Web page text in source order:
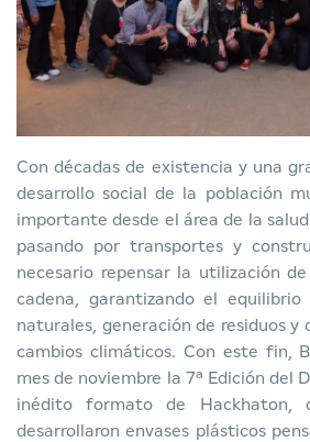
Con décadas de existencia y una
desarrollo social de la población
importante desde el área de la
pasando por transportes y
necesario repensar la utilización
cadena, garantizando el
naturales, generación de residuos y
cambios climáticos. Con este fin,
mes de noviembre la 7ª Edición del
inédito formato de Hackhaton,
desarrollaron envases plásticos